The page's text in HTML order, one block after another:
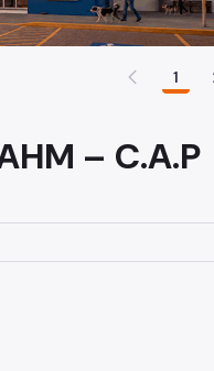
1
– C.A.P